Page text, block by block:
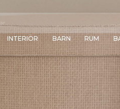
INTERIÖR BARN RUM